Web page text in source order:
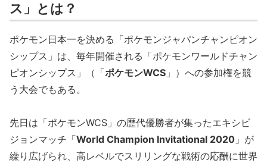
ス」とは？
ポケモン日本一を決める「ポケモンジャパンチャンピオン
シップス」は、毎年開催される「ポケモンワールドチャン
ピオンシップス」（「ポケモンWCS 」）への参加権を競
う大会でもある。
先日は「ポケモンWCS」の歴代優勝者が集ったエキシビ
ジョンマッチ「World Champion Invitational 2020 」が
繰り広げられ、高レベルでスリリングな戦術の応酬に世界